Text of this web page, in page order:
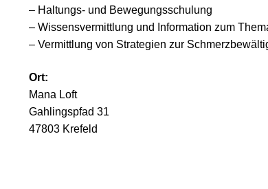
– Haltungs- und Bewegungsschulung
– Wissensvermittlung und Information zum
– Vermittlung von Strategien zur
Ort:
Mana Loft
Gahlingspfad 31
47803 Krefeld